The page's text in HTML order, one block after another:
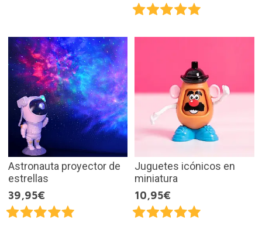
Astronauta proyector de
estrellas
39,95€
Juguetes icónicos en
miniatura
10,95€